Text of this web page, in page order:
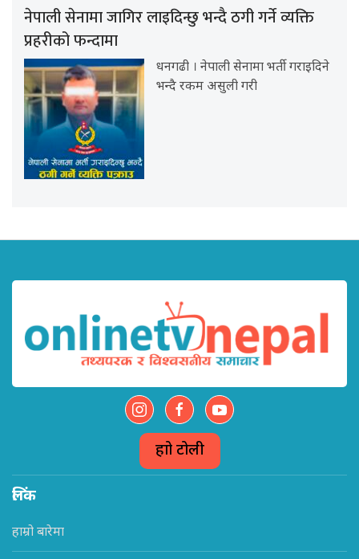
नेपाली सेनामा जागिर लाइदिन्छु भन्दै ठगी गर्ने व्यक्ति
प्रहरीको फन्दामा
धनगढी । नेपाली सेनामा भर्ती गराइदिने
भन्दै रकम असुली गरी
हाम्रो टोली
लिंक
हाम्रो बारेमा